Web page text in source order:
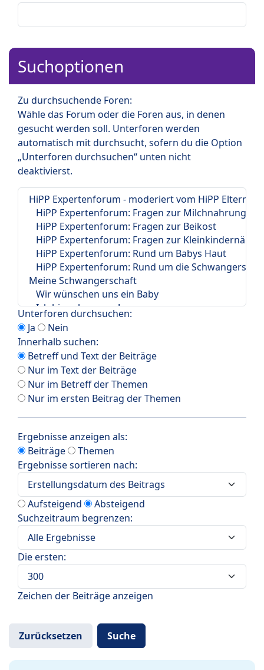
Suchoptionen
Zu durchsuchende Foren:
Wähle das Forum oder die Foren aus, in denen
gesucht werden soll. Unterforen werden
automatisch mit durchsucht, sofern du die Option
„Unterforen durchsuchen“ unten nicht
deaktivierst.
Unterforen durchsuchen:
Ja
Nein
Innerhalb suchen:
Betreff und Text der Beiträge
Nur im Text der Beiträge
Nur im Betreff der Themen
Nur im ersten Beitrag der Themen
Ergebnisse anzeigen als:
Beiträge
Themen
Ergebnisse sortieren nach:
Aufsteigend
Absteigend
Suchzeitraum begrenzen:
Die ersten:
Zeichen der Beiträge anzeigen